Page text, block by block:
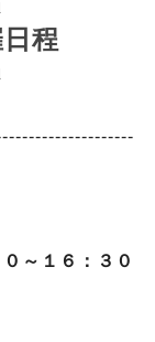
程
～１６：３０